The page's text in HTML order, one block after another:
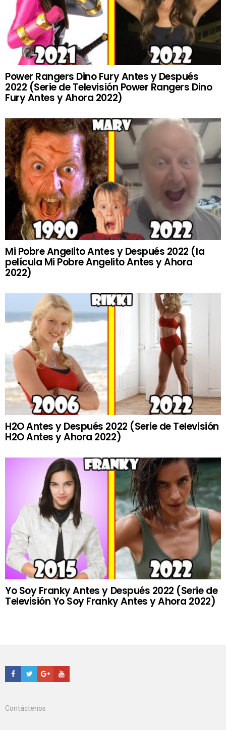
Power Rangers Dino Fury Antes y Después
2022 (Serie de Televisión Power Rangers Dino
Fury Antes y Ahora 2022)
Mi Pobre Angelito Antes y Después 2022 (la
película Mi Pobre Angelito Antes y Ahora
2022)
H2O Antes y Después 2022 (Serie de Televisión
H2O Antes y Ahora 2022)
Yo Soy Franky Antes y Después 2022 (Serie de
Televisión Yo Soy Franky Antes y Ahora 2022)
Facebook
TwitterGoogle+Youtube
Contáctenos